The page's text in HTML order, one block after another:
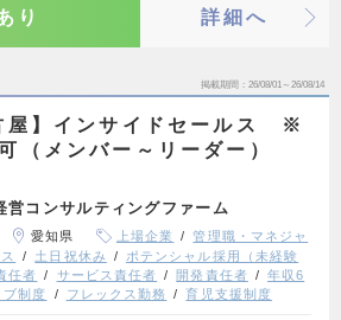
り 詳細へ
掲載期間 26/08/01～26/08/14
屋】インサイドセールス ※
（メンバー～リーダー）
コンサルティングファーム
愛知県 上場企業
管理職・マネジャ
土日祝休み
ポテンシャル採用（未経験
任者 サービス責任者 開発責任者
年収6
ブ制度 フレックス勤務 育児支援制度